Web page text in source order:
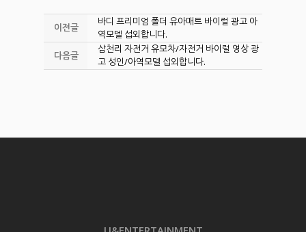
이전글
바디 프리미엄 폴더 유아매트 바이럴 광고 아
역모델 섭외합니다.
다음글
삼천리 자전거 유모차/자전거 바이럴 영상 광
고 성인/아역모델 섭외합니다.